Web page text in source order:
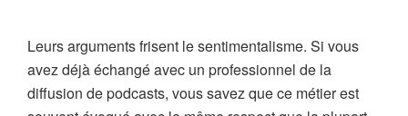
Leurs arguments frisent le sentimentalisme. Si vous
avez déjà échangé avec un professionnel de la
diffusion de podcasts, vous savez que ce métier est